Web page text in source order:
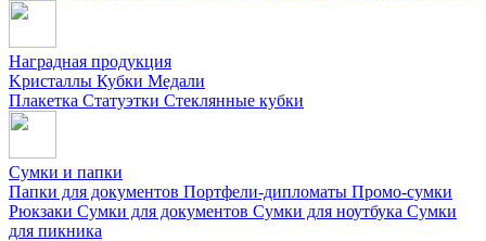
Наградная продукция
Kристаллы Кубки Медали
Плакетка Статуэтки Стеклянные кубки
Сумки и папки
Папки для документов Портфели-дипломаты Промо-сумки
Рюкзаки Сумки для документов Сумки для ноутбука Сумки
для пикника